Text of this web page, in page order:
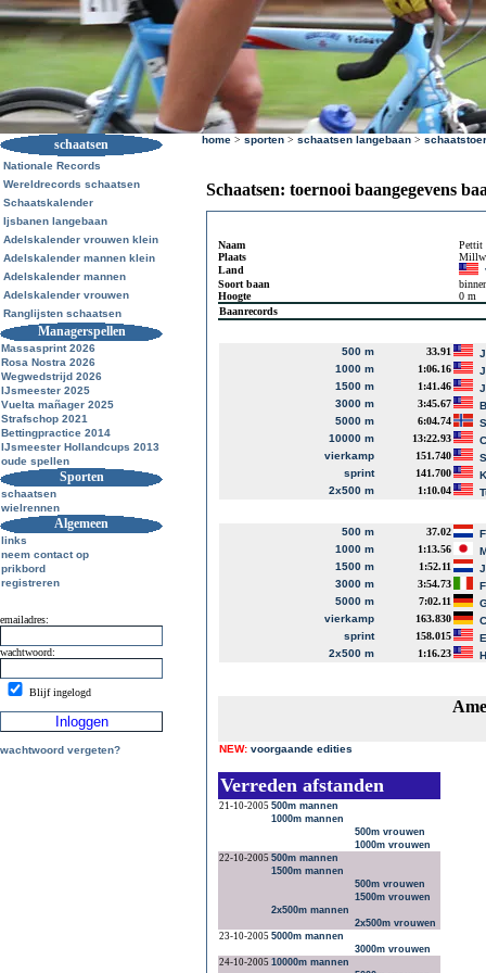
schaatsen
Nationale Records
Wereldrecords schaatsen
Schaatskalender
Ijsbanen langebaan
Adelskalender vrouwen klein
Adelskalender mannen klein
Adelskalender mannen
Adelskalender vrouwen
Ranglijsten schaatsen
Managerspellen
Massasprint 2026
Rosa Nostra 2026
Wegwedstrijd 2026
IJsmeester 2025
Vuelta mañager 2025
Strafschop 2021
Bettingpractice 2014
IJsmeester Hollandcups 2013
oude spellen
Sporten
schaatsen
wielrennen
Algemeen
links
neem contact op
prikbord
registreren
emailadres:
wachtwoord:
Blijf ingelogd
wachtwoord vergeten?
home > sporten > schaatsen langebaan >
Schaatsen: toernooi baangegevens
Naam
Pettit
Plaats
Land
Soort baan
Hoogte
0 m
Baanrecords
500 m 33.91
1000 m
1:06.16
1500 m
1:41.46
3000 m
3:45.67
5000 m
6:04.74
10000 m
13:22.93
vierkamp
151.740
sprint
141.700
2x500 m
1:10.04
500 m 37.02
1000 m
1:13.56
1500 m
1:52.11
3000 m
3:54.73
5000 m
7:02.11
vierkamp
163.830
sprint
158.015
2x500 m
1:16.23
NEW: voorgaande edities
Verreden afstanden
21-10-2005 500m mannen
1000m mannen
500m vrouwen
1000m vrouwen
22-10-2005 500m mannen
1500m mannen
500m vrouwen
1500m vrouwen
2x500m mannen
2x500m vrouwen
23-10-2005 5000m mannen
3000m vrouwen
24-10-2005 10000m mannen